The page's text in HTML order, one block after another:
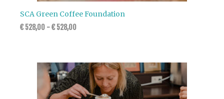
SCA Green Coffee Foundation
€528,00 -€528,00